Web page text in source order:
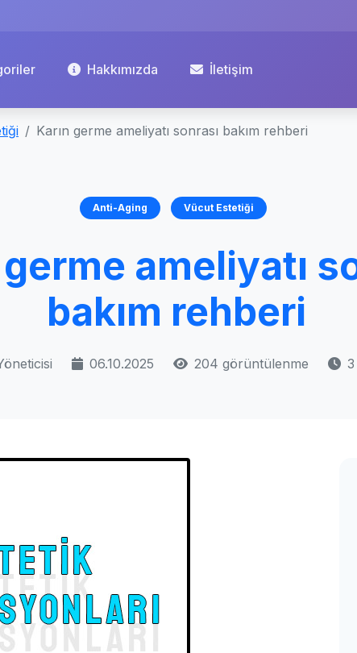
Hakkımızda İletişim
Karın germe ameliyatı sonrası bakım rehberi
Anti-Aging Vücut Estetiği
germe ameliyatı
bakım rehberi
06.10.2025 204 görüntülenme